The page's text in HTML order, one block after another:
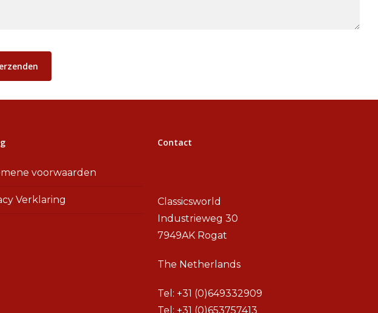
voorwaarden
Verklaring
Contact
Classicsworld
Industrieweg 30
7949AK Rogat
The Netherlands
Tel:+31 (0)649332909
Tel:+31 (0)653757413